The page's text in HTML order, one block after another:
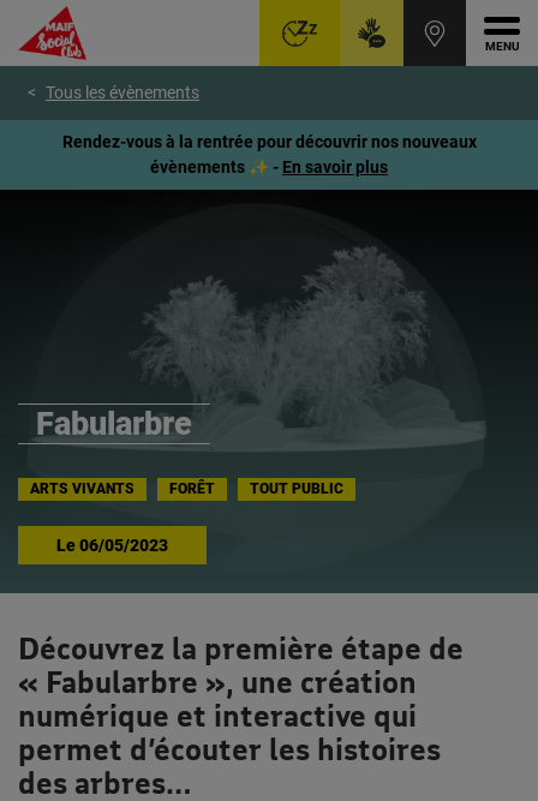
contenu
page
Tous les évènements
Rendez-vous à la rentrée pour découvrir nos nouveaux
évènements ✨ - En savoir plus
Fabularbre
ARTS VIVANTS FORÊT TOUT PUBLIC
Le06/05/2023
Découvrez la première étape de
« Fabularbre », une création
numérique et interactive qui
permet d’écouter les histoires
des arbres…